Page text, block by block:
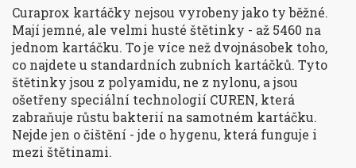
Curaprox kartáčky nejsou vyrobeny jako ty běžné.
Mají jemné, ale velmi husté štětinky - až 5460 na
jednom kartáčku. To je více než dvojnásobek toho,
co najdete u standardních zubních kartáčků. Tyto
štětinky jsou z polyamidu, ne z nylonu, a jsou
ošetřeny speciální technologií CUREN, která
zabraňuje růstu bakterií na samotném kartáčku.
Nejde jen o čištění - jde o hygenu, která funguje i
mezi štětinami.